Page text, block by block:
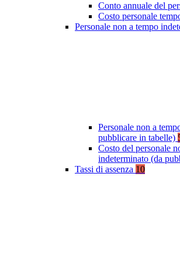
Conto annuale del
Costo personale
Personale non a tempo
Personale non a
pubblicare in tabelle)
Costo del personale
indeterminato (da
Tassi di assenza 10